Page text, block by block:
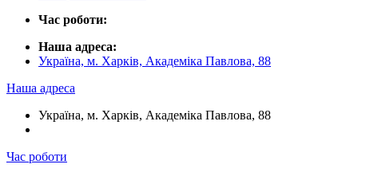
Час роботи:
Наша адреса:
Україна, м. Харків, Академіка Павлова, 88
Наша адреса
Україна, м. Харків, Академіка Павлова, 88
Час роботи